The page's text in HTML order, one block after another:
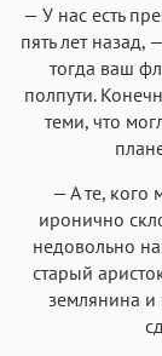
— У нас есть
пять лет
тогда ваш
полпути.
теми, что
— А те, кого
иронично
недовольно
старый
землянина и